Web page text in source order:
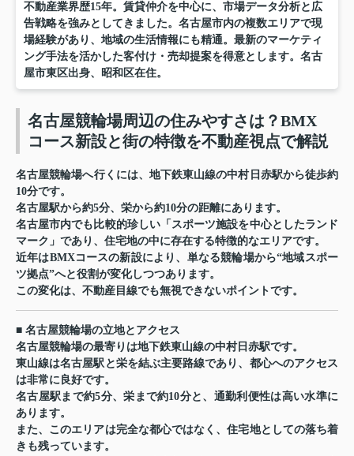
不動産業界歴15年。賃貸仲介を中心に、市場データ分析と広
告戦略を強みとしてきました。名古屋市内の複数エリアで現
場経験があり、地域の生活情報にも精通。最新のマーケティ
ング手法を活かした客付け・売却提案を得意とします。名古
屋市東区出身、昭和区在住。
名古屋競輪場周辺の住みやすさは？BMX
コース新設と街の特徴を不動産視点で解説
名古屋競輪場へ行くには、地下鉄東山線の中村日赤駅から徒歩約
10分です。
名古屋駅から約5分、栄から約10分の距離にあります。
名古屋市内でも比較的珍しい「スポーツ施設を中心としたランド
マーク」であり、住宅地の中に存在する特徴的なエリアです。
近年はBMXコースの新設により、単なる競輪場から“地域スポー
ツ拠点”へと役割が変化しつつあります。
この変化は、不動産目線でも無視できないポイントです。
■ 名古屋競輪場の立地とアクセス
名古屋競輪場の最寄りは地下鉄東山線の中村日赤駅です。
東山線は名古屋駅と栄を結ぶ主要路線であり、都心へのアクセス
は非常に良好です。
名古屋駅まで約5分、栄まで約10分と、通勤利便性は高い水準に
あります。
また、このエリアは完全な都心ではなく、住宅地としての落ち着
きも残っています。